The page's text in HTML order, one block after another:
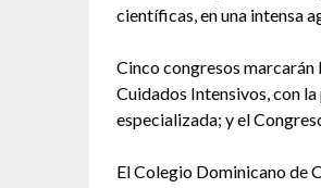
científicas, en una intensa
Cinco congresos
Cuidados Intensivos, con
especializada; y el
El Colegio Dominicano de